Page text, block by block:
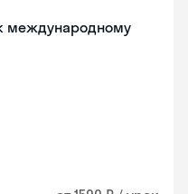
международному